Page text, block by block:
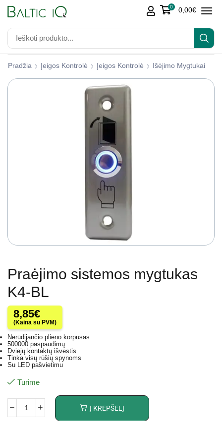
0 0,00€
Pradžia Įeigos Kontrolė Įeigos Kontrolė Išėjimo Mygtukai
Praėjimo sistemos mygtukas
K4-BL
8,85€
(Kaina su PVM)
Nerūdijančio plieno korpusas
500000 paspaudimų
Dviejų kontaktų išvestis
Tinka visų rūšių spynoms
Su LED pašvietimu
Turime
Į KREPŠELĮ